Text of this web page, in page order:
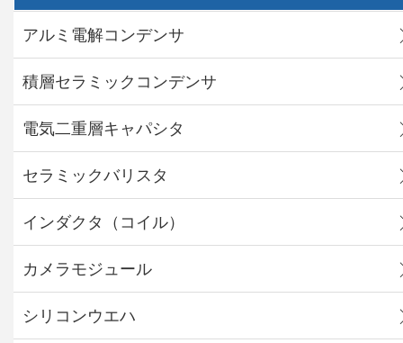
アルミ電解コンデンサ
積層セラミックコンデンサ
電気二重層キャパシタ
セラミックバリスタ
インダクタ（コイル）
カメラモジュール
シリコンウエハ